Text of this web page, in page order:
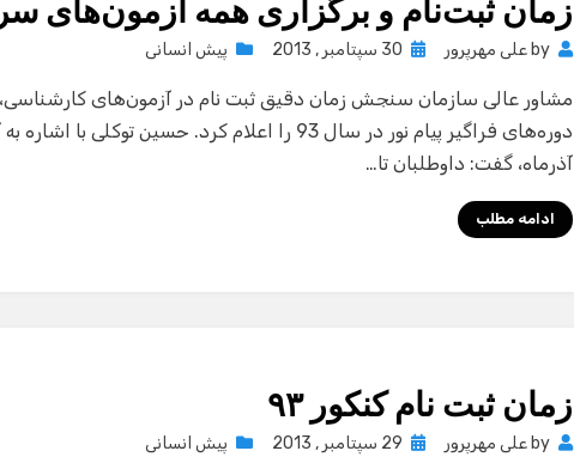
زمان ثبت‌نام و برگزاری همه آزمون‌های
by علی مهرپرور
Posted
30 سپتامبر , 2013 پیش انسانی
مشاور عالی سازمان سنجش زمان دقیق ثبت نام در آزمون‌های
آذرماه، گفت: داوطلبان تا…
ادامه مطلب
زمان ثبت نام کنکور ٩٣
by علی مهرپرور
Posted
29 سپتامبر , 2013 پیش انسانی